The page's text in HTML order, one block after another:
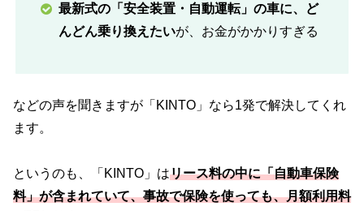
最新式の「安全装置・自動運転」の車に、ど
んどん乗り換えたいが、お金がかかりすぎる
などの声を聞きますが「KINTO」なら1発で解決してくれ
ます。
というのも、「KINTO」はリース料の中に「自動車保険
料」が含まれていて、事故で保険を使っても、月額利用料